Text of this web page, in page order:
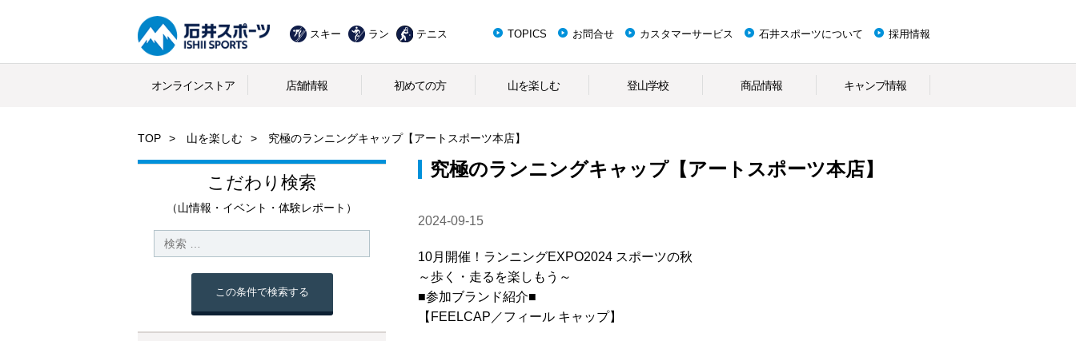
スキー ラン テニス TOPICS お問合せ カスタマーサービス 石井スポーツについて 採用情報
オンラインストア 店舗情報 初めての方 山を楽しむ 登山学校 商品情報 キャンプ情報
TOP 山を楽しむ 究極のランニングキャップ【アートスポーツ本店】
こだわり検索
（山情報・イベント・体験レポート）
この条件で検索する
究極のランニングキャップ【アートスポーツ本店】
2024-09-15
10月開催！ランニングEXPO2024 スポーツの秋
～歩く・走るを楽しもう～
■参加ブランド紹介■
【FEELCAP／フィール キャップ】